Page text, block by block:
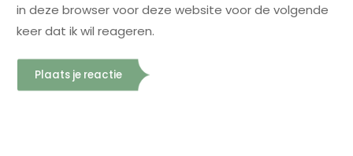
in deze browser voor deze website voor de volgende
keer dat ik wil reageren.